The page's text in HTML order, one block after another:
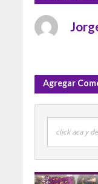
Agregar
click aca y